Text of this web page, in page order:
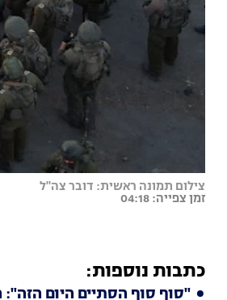
צילום תמונה ראשית: דובר צה"ל
זמן צפייה: 04:18
כתבות נוספות:
"סוף סוף הסתיים היום הזה":